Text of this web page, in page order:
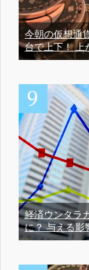
今朝の仮想通
台で上下！ 上
経済ウンタラ
に？ 与える影